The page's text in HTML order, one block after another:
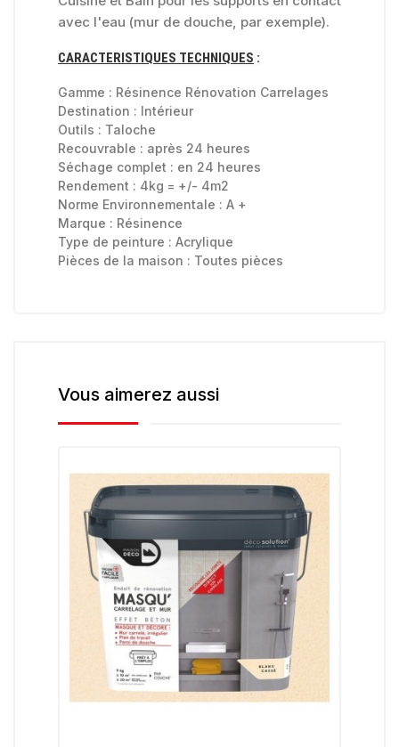
avec l'eau (mur de douche, par exemple).
CARACTERISTIQUES TECHNIQUES :
Gamme : Résinence Rénovation Carrelages
Destination : Intérieur
Outils : Taloche
Recouvrable : après 24 heures
Séchage complet : en 24 heures
Rendement : 4kg = +/- 4m2
Norme Environnementale : A +
Marque : Résinence
Type de peinture : Acrylique
Pièces de la maison : Toutes pièces
Vous aimerez aussi